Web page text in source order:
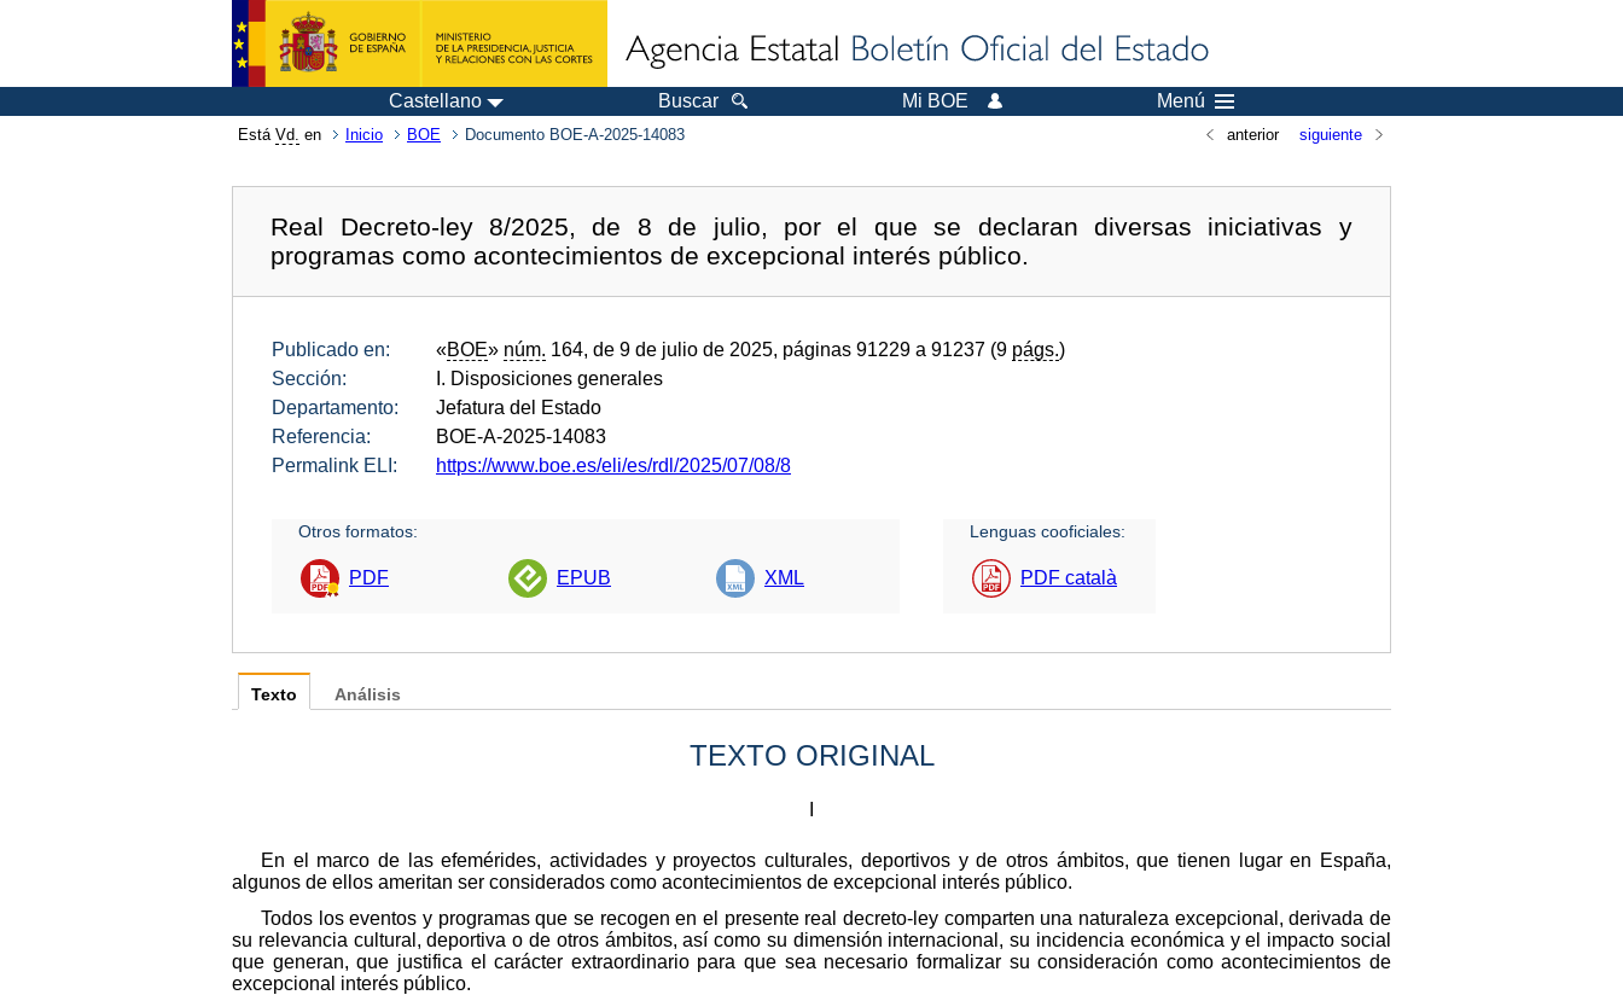
Castellano Buscar Mi BOE Menú
Está Vd. en Inicio BOE Documento BOE-A-2025-14083 anterior siguiente
Real Decreto-ley 8/2025, de 8 de julio, por el que se declaran diversas iniciativas y
programas como acontecimientos de excepcional interés público.
Publicado en: «BOE» núm. 164, de 9 de julio de 2025, páginas 91229 a 91237 (9 págs.)
Sección:
I. Disposiciones generales
Departamento:
Jefatura del Estado
Referencia:
BOE-A-2025-14083
Permalink ELI:
https://www.boe.es/eli/es/rdl/2025/07/08/8
Otros formatos:
PDF EPUB XML
Lenguas cooficiales:
PDF català
Texto
TEXTO ORIGINAL
En el marco de las efemérides, actividades y proyectos culturales, deportivos y de otros ámbitos, que tienen lugar en España,
algunos de ellos ameritan ser considerados como acontecimientos de excepcional interés público.
Todos los eventos y programas que se recogen en el presente real decreto-ley comparten una naturaleza excepcional, derivada de
su relevancia cultural, deportiva o de otros ámbitos, así como su dimensión internacional, su incidencia económica y el impacto social
que generan, que justifica el carácter extraordinario para que sea necesario formalizar su consideración como acontecimientos de
excepcional interés público.
Análisis